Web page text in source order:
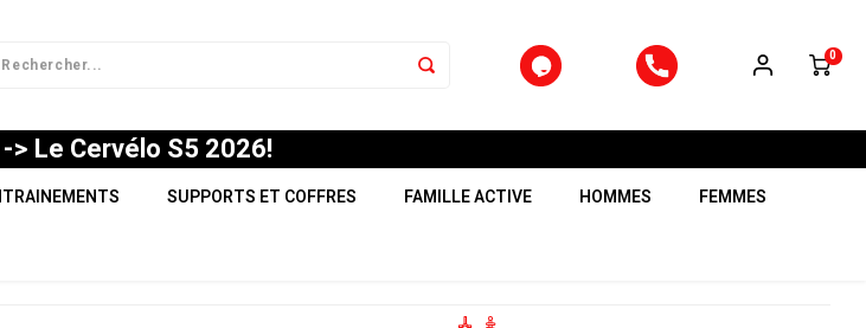
0
> Le Cervélo S5 2026!
SUPPORTS ET COFFRES FAMILLE ACTIVE HOMMES FEMMES